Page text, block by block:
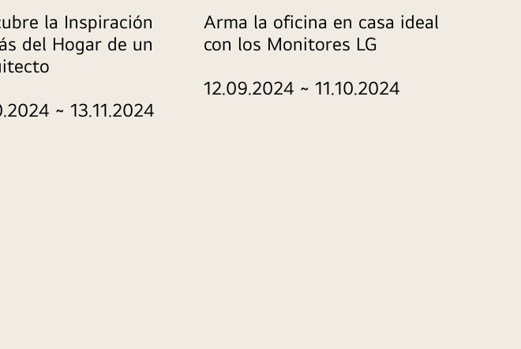
la Inspiración
del Hogar de un
~ 13.11.2024
Arma la oficina en casa ideal
con los Monitores LG
12.09.2024 ~ 11.10.2024